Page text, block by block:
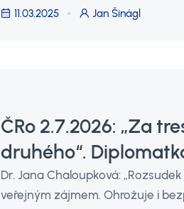
11.03.2025 Jan Šinágl
ČRo 2.7.2026: „Za
druhého“.
Dr. Jana Chaloupková:
veřejným zájmem. Ohrožuje i